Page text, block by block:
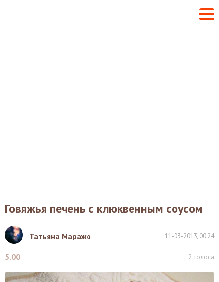
Говяжья печень с клюквенным соусом
Татьяна Маражо 11-03-2013, 00:24
5.00 2 голоса